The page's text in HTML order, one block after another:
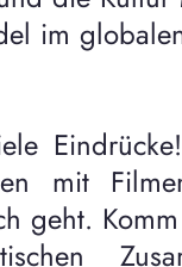
im
mit
geht.